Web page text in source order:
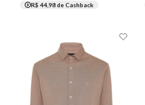
R$ 44,98de Cashback